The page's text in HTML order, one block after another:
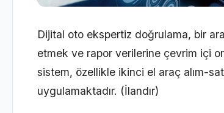
Dijital oto ekspertiz doğrulama, bir
etmek ve rapor verilerine çevrim içi
sistem, özellikle ikinci el araç alım-
uygulamaktadır. (İlandır)